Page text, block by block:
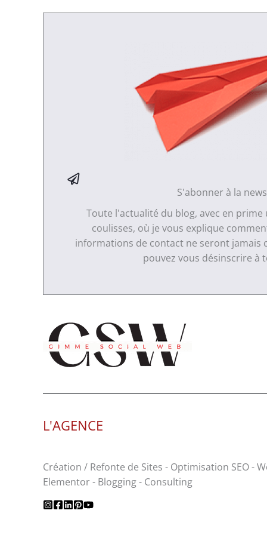
S'abonner à la
Toute l'actualité du blog, avec en
coulisses, où je vous explique
informations de contact ne seront jamais
pouvez vous désinscrire à
L'AGENCE
Création / Refonte de Sites - Optimisation SEO -
Elementor - Blogging - Consulting